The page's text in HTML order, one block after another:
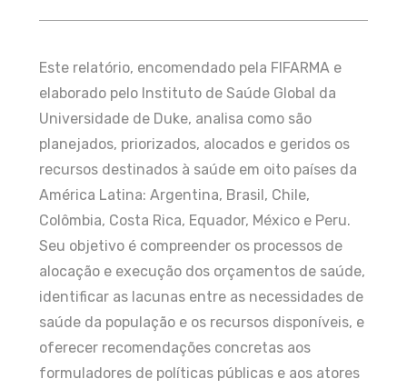
Este relatório, encomendado pela FIFARMA e
elaborado pelo Instituto de Saúde Global da
Universidade de Duke, analisa como são
planejados, priorizados, alocados e geridos os
recursos destinados à saúde em oito países da
América Latina: Argentina, Brasil, Chile,
Colômbia, Costa Rica, Equador, México e Peru.
Seu objetivo é compreender os processos de
alocação e execução dos orçamentos de saúde,
identificar as lacunas entre as necessidades de
saúde da população e os recursos disponíveis, e
oferecer recomendações concretas aos
formuladores de políticas públicas e aos atores